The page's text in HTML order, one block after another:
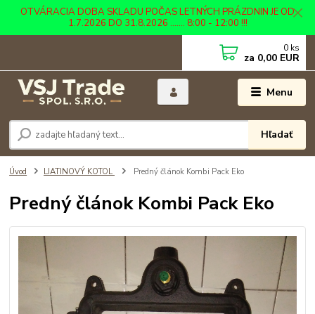
OTVÁRACIA DOBA SKLADU POČAS LETNÝCH PRÁZDNIN JE OD
1.7.2026 DO 31.8.2026 ....... 8:00 - 12:00 !!!
Menu
Hľadať
0 ks
za 0,00 EUR
Úvod LIATINOVÝ KOTOL Predný článok Kombi Pack Eko
Predný článok Kombi Pack Eko